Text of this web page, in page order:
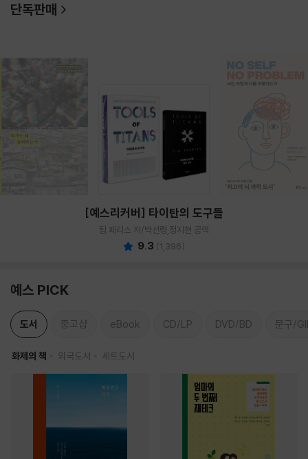
단독판매
[예스리커버] 타이탄의 도구들
팀 페리스 저/박선령,정지현 공역
9.3 (1,396)
예스 PICK
도서 중고샵 eBook CD/LP DVD/BD 문구/
화제의 책 외국도서 세트도서